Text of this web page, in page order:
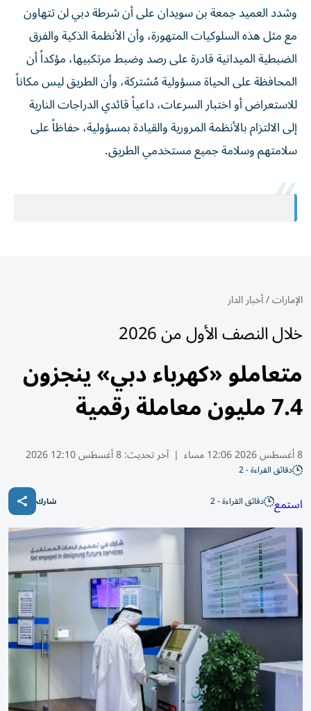
وشدد العميد جمعة بن سويدان على أن شرطة دبي لن تتهاون
مع مثل هذه السلوكيات المتهورة، وأن الأنظمة الذكية والفرق
الضبطية الميدانية قادرة على رصد وضبط مرتكبيها، مؤكداً أن
المحافظة على الحياة مسؤولية مُشتركة، وأن الطريق ليس مكاناً
للاستعراض أو اختبار السرعات، داعياً قائدي الدراجات النارية
إلى الالتزام بالأنظمة المرورية والقيادة بمسؤولية، حفاظاً على
سلامتهم وسلامة جميع مستخدمي الطريق.
الإمارات/أخبار الدار
خلال النصف الأول من 2026
متعاملو «كهرباء دبي» ينجزون
7.4 مليون معاملة رقمية
8 أغسطس 2026 12:06 مساء | آخر تحديث:8 أغسطس 12:10 2026
دقائق القراءة - 2
استمع دقائق القراءة - 2 شارك